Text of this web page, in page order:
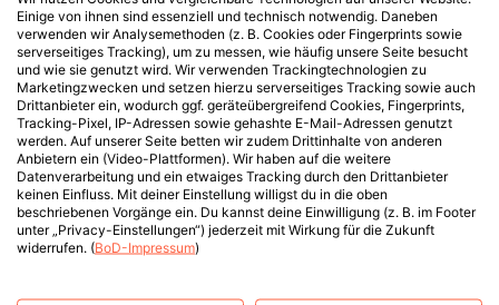
Einige von ihnen sind essenziell und technisch notwendig. Daneben
verwenden wir Analysemethoden (z. B. Cookies oder Fingerprints sowie
serverseitiges Tracking), um zu messen, wie häufig unsere Seite besucht
und wie sie genutzt wird. Wir verwenden Trackingtechnologien zu
Marketingzwecken und setzen hierzu serverseitiges Tracking sowie auch
Drittanbieter ein, wodurch ggf. geräteübergreifend Cookies, Fingerprints,
Tracking-Pixel, IP-Adressen sowie gehashte E-Mail-Adressen genutzt
werden. Auf unserer Seite betten wir zudem Drittinhalte von anderen
Anbietern ein (Video-Plattformen). Wir haben auf die weitere
Datenverarbeitung und ein etwaiges Tracking durch den Drittanbieter
keinen Einfluss. Mit deiner Einstellung willigst du in die oben
beschriebenen Vorgänge ein. Du kannst deine Einwilligung (z. B. im Footer
unter „Privacy-Einstellungen“) jederzeit mit Wirkung für die Zukunft
widerrufen. (BoD-Impressum)